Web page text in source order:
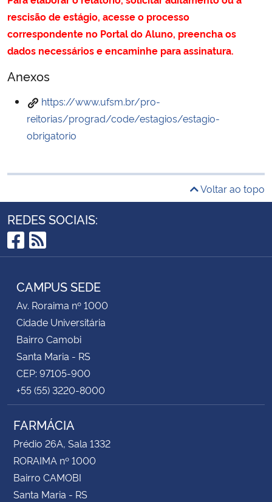
rescisão de estágio, acesse o processo
correspondente no Portal do Aluno, preencha os
dados necessários e encaminhe para assinatura.
Anexos
https://www.ufsm.br/pro-
reitorias/prograd/code/estagios/estagio-
obrigatorio
Voltar ao topo
REDES SOCIAIS:
Facebook
RSS
CAMPUS SEDE
Av. Roraima nº 1000
Cidade Universitária
Bairro Camobi
Santa Maria - RS
CEP: 97105-900
+55 (55) 3220-8000
FARMÁCIA
Prédio 26A, Sala 1332
RORAIMA nº 1000
Bairro CAMOBI
Santa Maria - RS